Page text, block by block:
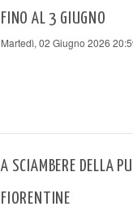
FINO AL 3 GIUGNO
Martedì, 02 Giugno 2026
A SCIAMBERE DELLA
FIORENTINE